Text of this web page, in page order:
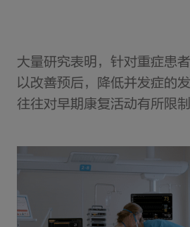
大量研究表明，针对重症患
以改善预后，降低并发症的
往往对早期康复活动有所限制